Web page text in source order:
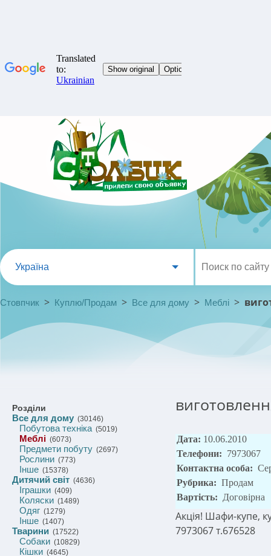
Україна
Стовпчик > Куплю/Продам > Все для дому > Меблі >
Розділи
Все для дому (30146)
Побутова техніка(5019)
Меблі (6073)
Предмети побуту (2697)
Рослини (773)
Інше (15378)
Дитячий світ (4636)
Іграшки (409)
Коляски (1489)
Одяг (1279)
Інше (1407)
Тварини (17522)
Собаки (10829)
Кішки (4645)
Дата: 10.06.2010
Телефони: 7973067
Контактна особа:
Рубрика: Продам
Вартість: Договірна
Акція! Шафи-купе,
7973067 т.676528